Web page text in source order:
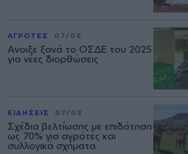
ΑΓΡΟΤΕΣ 07/08
Ανοιξε ξανά το ΟΣΔΕ του 2025
για νέες διορθώσεις
ΕΙΔΗΣΕΙΣ 07/08
Σχέδια βελτίωσης με επιδότηση
ως 70% για αγρότες και
συλλογικά σχήματα